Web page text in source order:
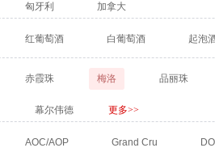
匈牙利 加拿大
红葡萄酒 白葡萄酒 起泡
赤霞珠 梅洛 品丽珠
幕尔伟德 更多>>
AOC/AOP Grand Cru DO